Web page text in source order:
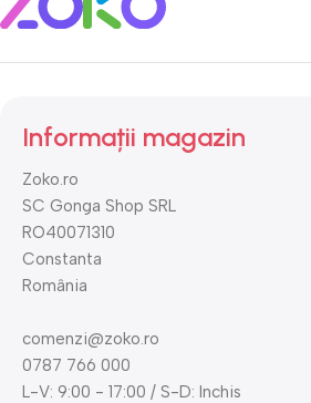
Livrare rapidă & suport clienți dedicat –
Cumpără inteligent pe Zoko.ro și
Informații magazin
Zoko.ro
SC Gonga Shop SRL
RO40071310
Constanta
România
comenzi@zoko.ro
0787 766 000
L-V: 9:00 - 17:00 / S-D: Inchis